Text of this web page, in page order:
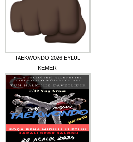
TAEKWONDO 2026 EYLÜL
KEMER